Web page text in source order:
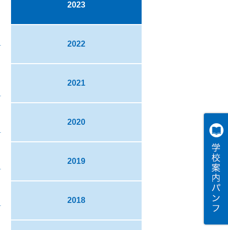
2023
2022
2021
2020
2019
2018